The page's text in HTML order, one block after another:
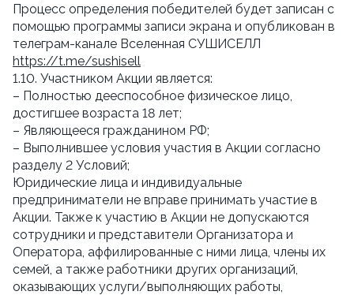
Процесс определения победителей будет записан с
помощью программы записи экрана и опубликован в
телеграм-канале Вселенная СУШИСЕЛЛ
https://t.me/sushisell
1.10. Участником Акции является:
– Полностью дееспособное физическое лицо,
достигшее возраста 18 лет;
– Являющееся гражданином РФ;
– Выполнившее условия участия в Акции согласно
разделу 2 Условий;
Юридические лица и индивидуальные
предприниматели не вправе принимать участие в
Акции. Также к участию в Акции не допускаются
сотрудники и представители Организатора и
Оператора, аффилированные с ними лица, члены их
семей, а также работники других организаций,
оказывающих услуги/выполняющих работы,